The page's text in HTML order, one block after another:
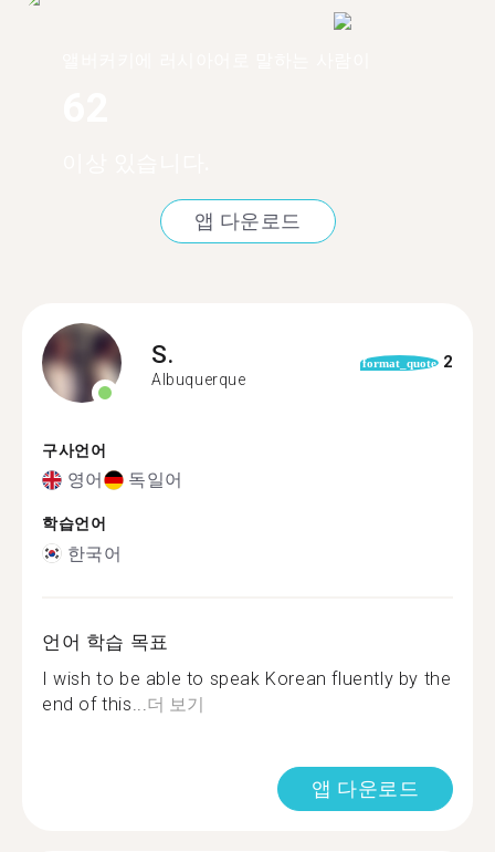
앱 다운로드
S.
Albuquerque
format_quote 2
구사언어
영어 독일어
학습언어
한국어
언어 학습 목표
I wish to be able to speak Korean fluently by the
end of this... 더 보기
앱 다운로드